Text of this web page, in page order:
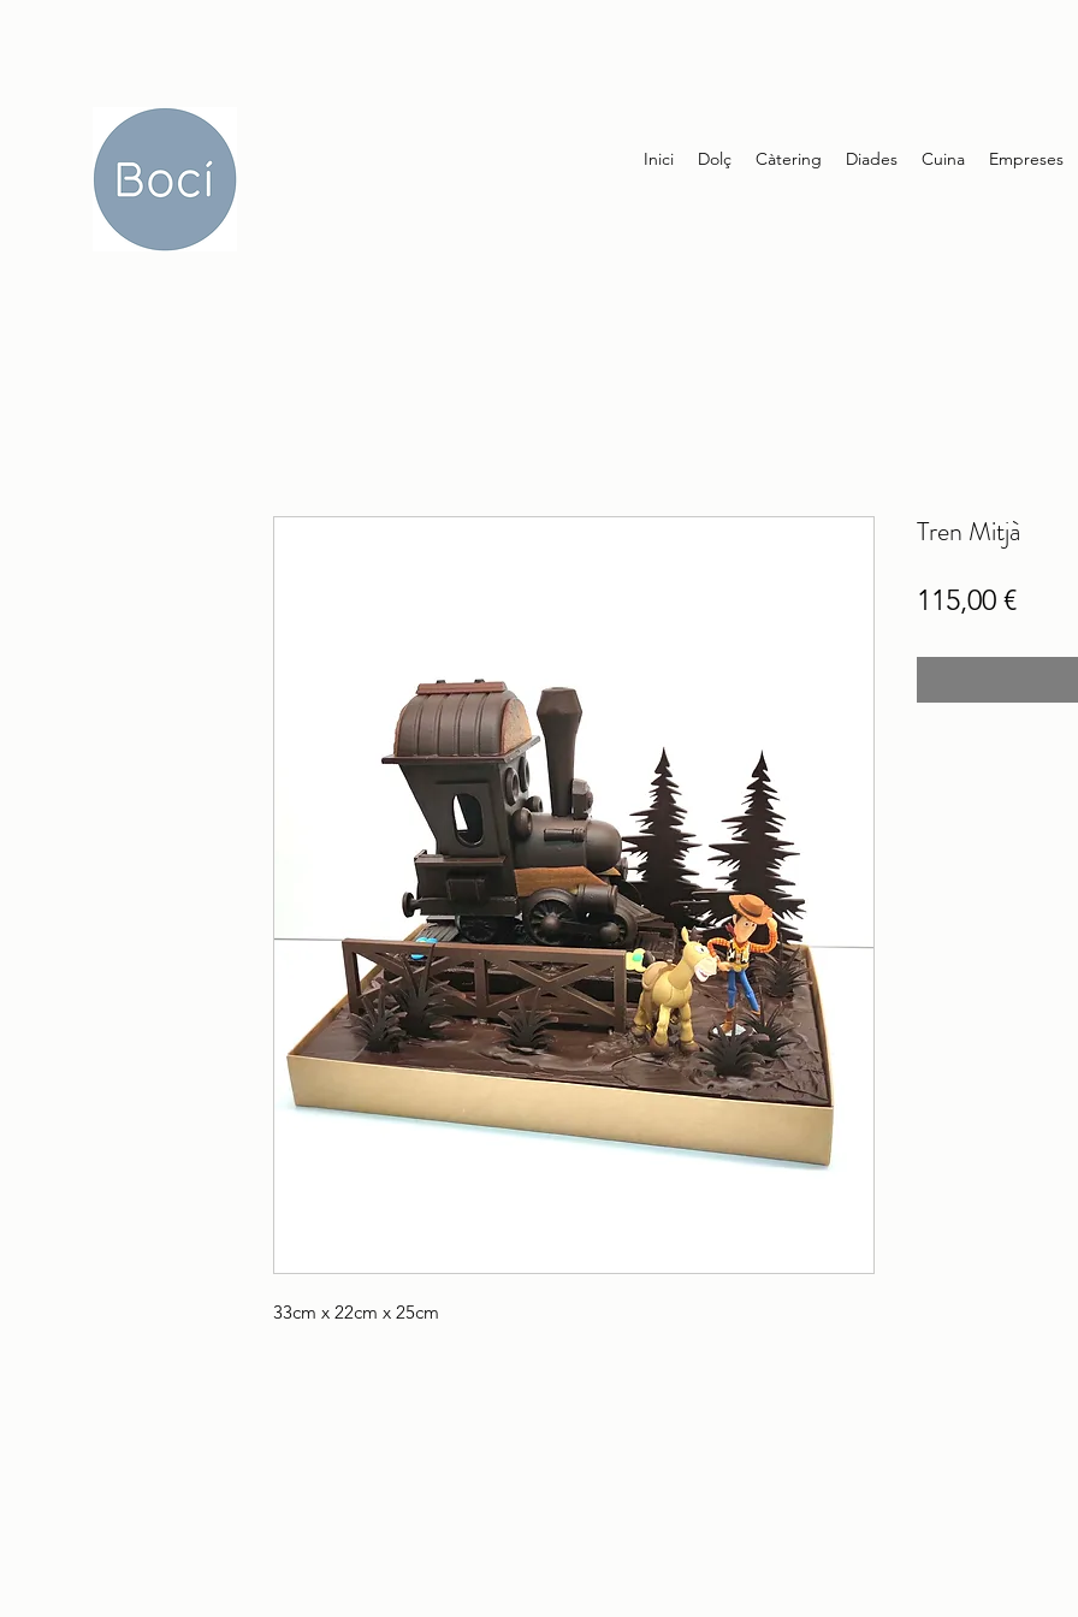
Inici Dolç Càtering Diades Cuina Empreses
33cm x 22cm x 25cm
Tren Mitjà
115,00 €Price